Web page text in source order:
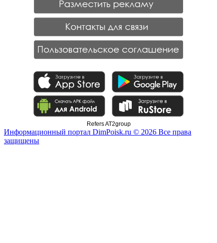
Refers AT2group
Информационный портал DimPoisk.ru © 2026 Все права
защищены